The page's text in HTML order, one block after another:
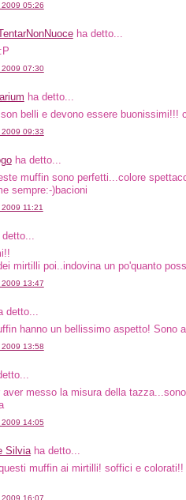
05:26
ha detto...
07:30
ha detto...
belli e devono essere buonissimi!!!
09:33
ha detto...
muffin sono perfetti...colore
sempre:-)bacioni
11:21
mirtilli poi..indovina un po'quanto
13:47
detto...
hanno un bellissimo aspetto! Sono
13:58
aver messo la misura della
14:05
Silviaha detto...
muffin ai mirtilli! soffici e colorati!!
16:07